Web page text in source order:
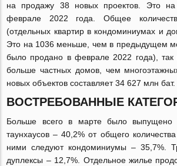
на продажу 38 новых проектов. Это
феврале 2022 года. Общее
(отдельных квартир в кондоминиумах и
Это на 1036 меньше, чем в предыдущем
было продано в феврале 2022 года), так
больше частных домов, чем
новых объектов составляет 34 627 млн бат.
ВОСТРЕБОВАННЫЕ
Больше всего в марте было выпущено
таунхаусов – 40,2% от общего
ними следуют кондоминиумы – 35,7%.
дуплексы – 12,7%. Отдельное жилье